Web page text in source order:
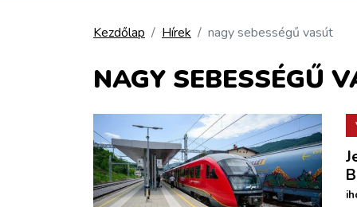
REPÜLÉS
KÖZLEKEDÉSFEJLESZTÉS
ELLÁTÁSI LÁNC
Kezdőlap Hírek nagy sebességű vasút
NAGY SEBESSÉGŰ